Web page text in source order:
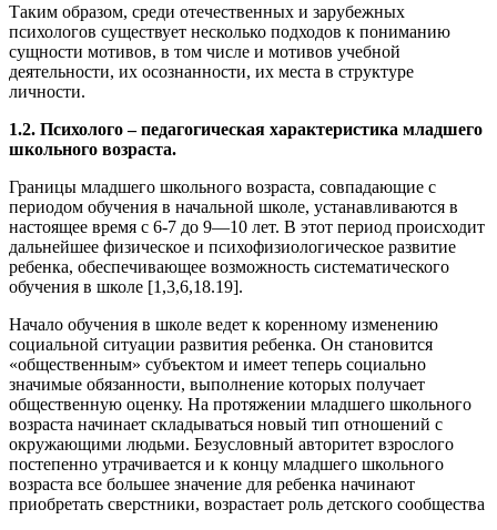
Таким образом, среди отечественных и зарубежных
психологов существует несколько подходов к пониманию
сущности мотивов, в том числе и мотивов учебной
деятельности, их осознанности, их места в структуре
личности.
1.2. Психолого – педагогическая характеристика младшего
школьного возраста.
Границы младшего школьного возраста, совпадающие с
периодом обучения в начальной школе, устанавливаются в
настоящее время с 6-7 до 9—10 лет. В этот период происходит
дальнейшее физическое и психофизиологическое развитие
ребенка, обеспечивающее возможность систематического
обучения в школе [1,3,6,18.19].
Начало обучения в школе ведет к коренному изменению
социальной ситуации развития ребенка. Он становится
«общественным» субъектом и имеет теперь социально
значимые обязанности, выполнение которых получает
общественную оценку. На протяжении младшего школьного
возраста начинает складываться новый тип отношений с
окружающими людьми. Безусловный авторитет взрослого
постепенно утрачивается и к концу младшего школьного
возраста все большее значение для ребенка начинают
приобретать сверстники, возрастает роль детского сообщества